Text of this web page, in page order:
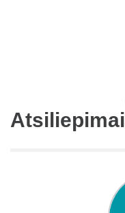
Atsiliepimai